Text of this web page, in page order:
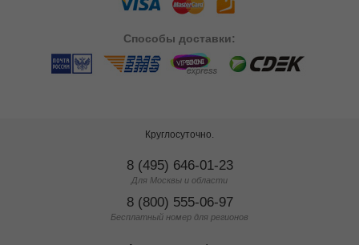
Способы доставки:
Круглосуточно.
8 (495) 646-01-23
Для Москвы и области
8 (800) 555-06-97
Бесплатный номер для регионов